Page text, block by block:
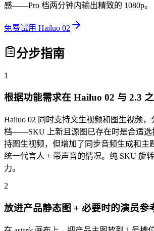
感——Pro 档两分钟内输出精致的 1080p。
免费试用 Hailuo 02
分步指南
1
根据功能需求在 Hailuo 02 与 2.3
Hailuo 02 同时支持文生视频和图生视频，
档——SKU 上新且源图已存在时是合适选
持图生视频，但增加了同步音频生成和主
统一代言人 + 带声音的情况。纯 SKU 旋
力。
2
放进产品静态图 + 必要时的演员参